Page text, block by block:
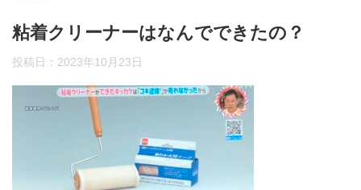
粘着クリーナーはなんでできたの？
投稿日： 2023年10月23日